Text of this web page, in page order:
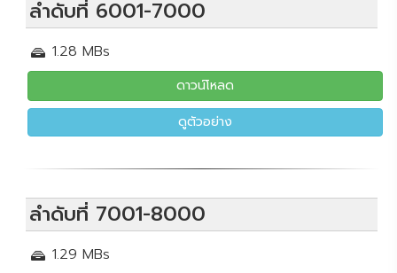
ลำดับที่ 6001-7000
1.28 MBs
ดาวน์โหลด
ดูตัวอย่าง
ลำดับที่ 7001-8000
1.29 MBs